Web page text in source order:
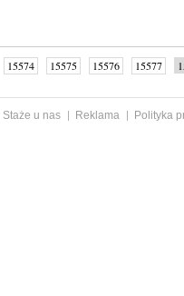
15574 15575 15576 15577
Staże u nas Reklama
Polityka